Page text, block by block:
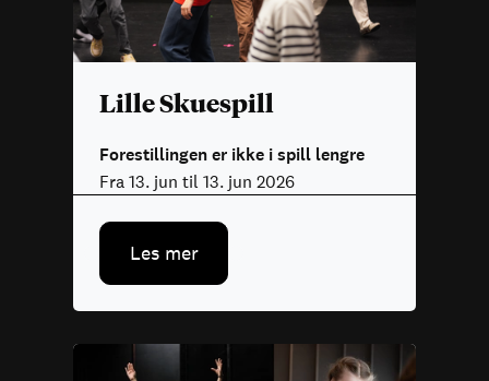
Lille Skuespill
Forestillingen er ikke i spill lengre
Fra 13. jun til 13. jun 2026
Les mer